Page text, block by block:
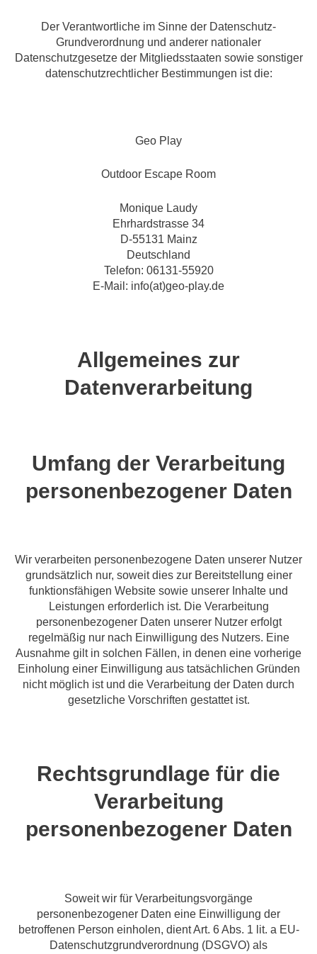
Der Verantwortliche im Sinne der Datenschutz-
Grundverordnung und anderer nationaler
Datenschutzgesetze der Mitgliedsstaaten sowie sonstiger
datenschutzrechtlicher Bestimmungen ist die:
Geo Play
Outdoor Escape Room
Monique Laudy
Ehrhardstrasse 34
D-55131 Mainz
Deutschland
Telefon: 06131-55920
E-Mail: info(at)geo-play.de
Allgemeines zur
Datenverarbeitung
Umfang der Verarbeitung
personenbezogener Daten
Wir verarbeiten personenbezogene Daten unserer Nutzer
grundsätzlich nur, soweit dies zur Bereitstellung einer
funktionsfähigen Website sowie unserer Inhalte und
Leistungen erforderlich ist. Die Verarbeitung
personenbezogener Daten unserer Nutzer erfolgt
regelmäßig nur nach Einwilligung des Nutzers. Eine
Ausnahme gilt in solchen Fällen, in denen eine vorherige
Einholung einer Einwilligung aus tatsächlichen Gründen
nicht möglich ist und die Verarbeitung der Daten durch
gesetzliche Vorschriften gestattet ist.
Rechtsgrundlage für die
Verarbeitung
personenbezogener Daten
Soweit wir für Verarbeitungsvorgänge
personenbezogener Daten eine Einwilligung der
betroffenen Person einholen, dient Art. 6 Abs. 1 lit. a EU-
Datenschutzgrundverordnung (DSGVO) als